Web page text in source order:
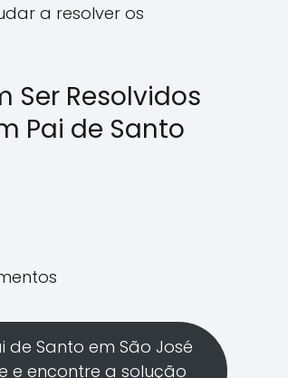
a resolver os
Ser Resolvidos
Pai de Santo
Santo em São José
e encontre a solução